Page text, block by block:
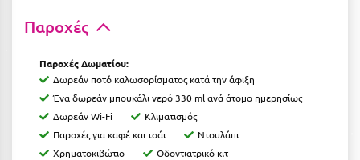
Καμένα Βούρλα
Καρδαμύλη
Καρδίτσα
Κάρπαθος
Παροχές
Παροχές Δωματίου:
Δωρεάν ποτό καλωσορίσματος κατά την άφιξη
Ένα δωρεάν μπουκάλι νερό 330 ml ανά άτομο ημερησίως
Δωρεάν Wi-Fi
Κλιματισμός
Παροχές για καφέ και τσάι
Ντουλάπι
Χρηματοκιβώτιο
Οδοντιατρικό κιτ